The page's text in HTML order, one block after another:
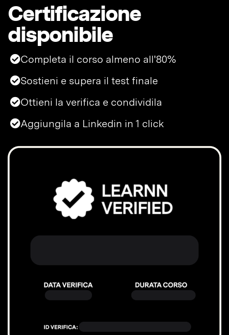
Certificazione
disponibile
Completa il corso almeno all'80%
Sostieni e supera il test finale
Ottieni la verifica e condividila
Aggiungila a Linkedin in 1 click